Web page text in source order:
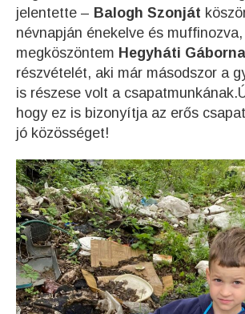
jelentette – Balogh Szonját
névnapján énekelve és
megköszöntem Hegyháti
részvételét, aki már másodszor a
is részese volt a
hogy ez is bizonyítja az erős
jó közösséget!